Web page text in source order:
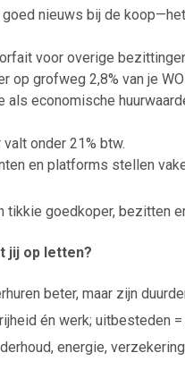
nieuws bij de
voor overige
op grofweg 2,8% van je
als economische
onder 21% btw.
en platforms stellen
tikkie goedkoper, bezitten
jij op letten?
beter, maar zijn
én werk; uitbesteden
energie,